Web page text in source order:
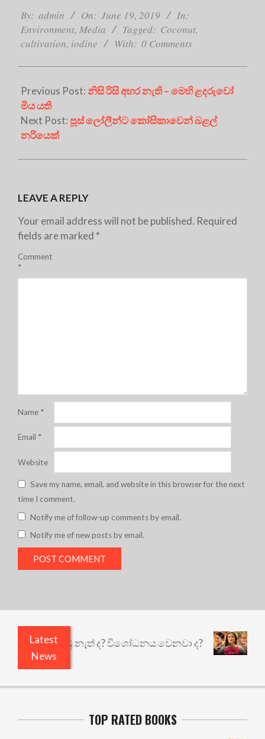
06-
19
By: admin On: June 19, 2019
In:
Environment, Media Tagged: Coconut,
cultivation, iodine With: 0 Comments
Previous Post:නිසි රිසි අහර නැති – මෙහි ළදරුවෝ
මිය යති
Next Post:පූස් ලෝලීන්ට කෝසිකාවෙන් බළල්
නරියෙක්
LEAVE A REPLY
Your email address will not be published. Required
fields are marked *
Comment
*
Name *
Email *
Website
Save my name, email, and website in this browser for the next
time I comment.
Notify me of follow-up comments by email.
Notify me of new posts by email.
Latest
News
කුඩු නැත් ද? විශෝධනය වෙනවා ද?
TOP RATED BOOKS